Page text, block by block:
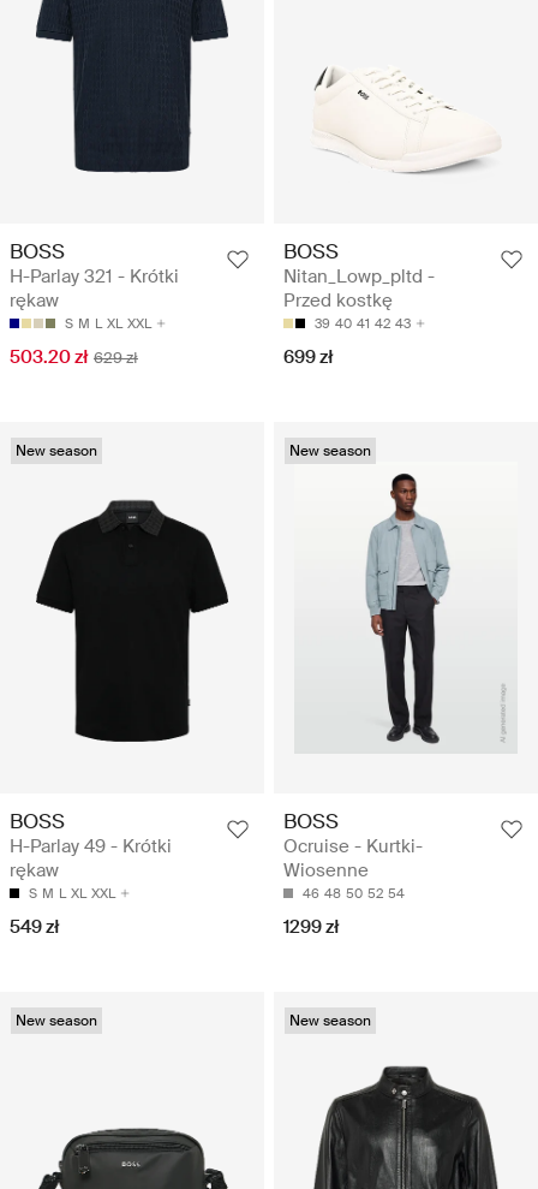
BOSS
H-Parlay 321 - Krótki
rękaw
S M L XL XXL
503.20 zł 629 zł
BOSS
Nitan_Lowp_pltd -
Przed kostkę
39 40 41 42 43
699 zł
New season
BOSS
H-Parlay 49 - Krótki
rękaw
S M L XL XXL
549 zł
New season
BOSS
Ocruise - Kurtki-
Wiosenne
46 48 50 52 54
1299 zł
New season New season